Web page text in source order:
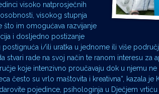
visoko natprosječnih
visokog stupnja
što im omogućava razvijanje
i dosljedno postizanje
i/ili uratka u jednome ili više
stvari rade na svoj način te ranom interesu za
koje intenzivno proučavaju dok u njemu
često su vrlo maštovita i kreativna“, kazala
pojedince, psihologinja u Dječjem